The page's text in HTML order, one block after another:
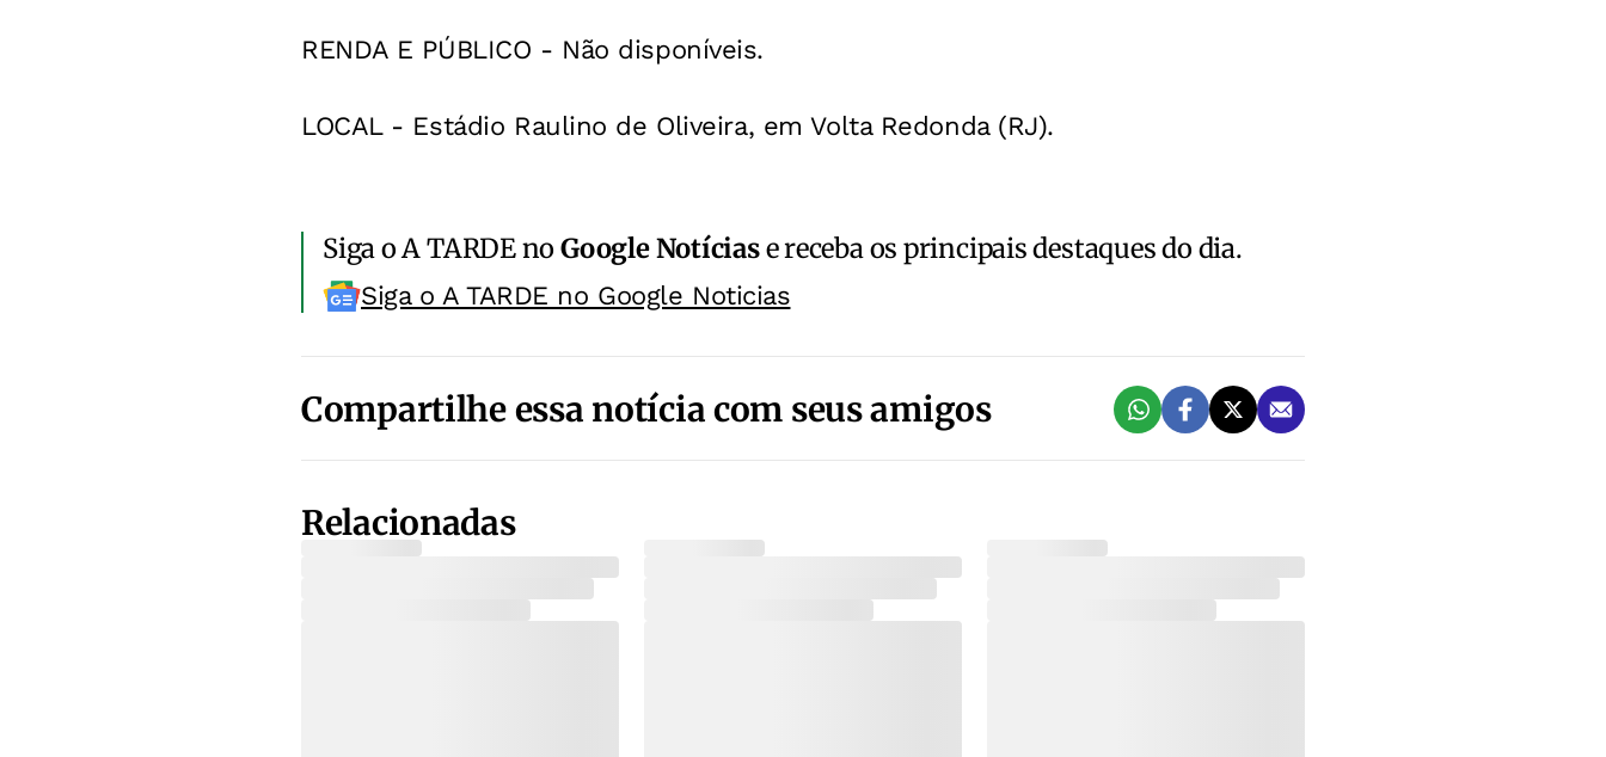
RENDA E PÚBLICO - Não disponíveis.
LOCAL - Estádio Raulino de Oliveira, em Volta Redonda (RJ).
Siga o A TARDE noGoogle Notíciase receba os principais destaques do dia.
Siga o A TARDE no Google Noticias
Compartilhe essa notícia com seus amigos
Relacionadas